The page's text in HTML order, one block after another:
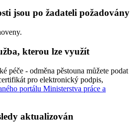
jsou po žadateli požadovány
kterou lze využít
péče - odměna pěstouna můžete podat
pro elektronický podpis,
portálu Ministerstva práce a
aktualizován